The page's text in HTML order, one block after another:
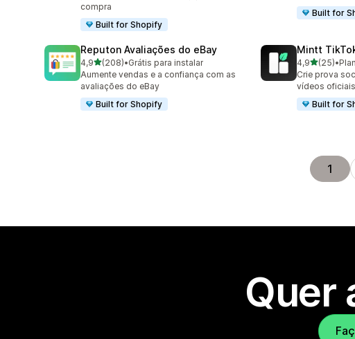
compra
Built for Shopify
Built for
Reputon Avaliações do eBay
4,9de 5 estrelas
(208)
208 avaliações ao todo
•Grátis para instalar
Aumente vendas e a confiança com as
avaliações do eBay
Built for Shopify
Mintt
4,9de 5(25)
25 •
Crie prova
vídeos
Built for
1
Quer